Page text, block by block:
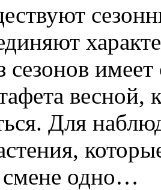
весной,
Для
смене одно…